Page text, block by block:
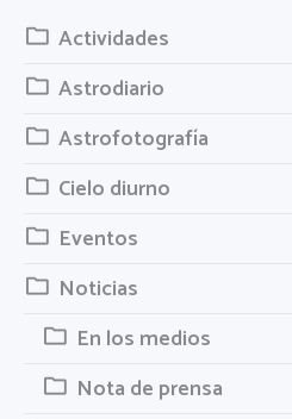
Actividades
Astrodiario
Astrofotografía
Cielo diurno
Eventos
Noticias
En los medios
Nota de prensa